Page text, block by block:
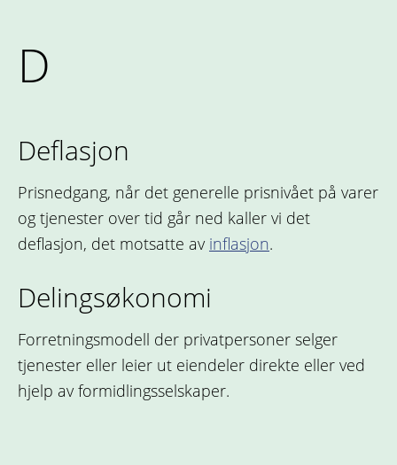
D
Deflasjon
Prisnedgang, når det generelle prisnivået på varer
og tjenester over tid går ned kaller vi det
deflasjon, det motsatte av inflasjon.
Delingsøkonomi
Forretningsmodell der privatpersoner selger
tjenester eller leier ut eiendeler direkte eller ved
hjelp av formidlingsselskaper.